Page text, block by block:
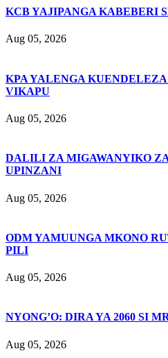
KCB YAJIPANGA KABEBERI
Aug 05, 2026
KPA YALENGA
VIKAPU
Aug 05, 2026
DALILI ZA MIGAWANYIKO
UPINZANI
Aug 05, 2026
ODM YAMUUNGA MKONO
PILI
Aug 05, 2026
NYONG’O: DIRA YA 2060 SI
Aug 05, 2026